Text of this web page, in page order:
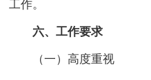
工作。
六、工作要求
（一）高度重视